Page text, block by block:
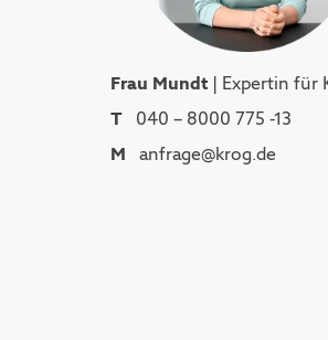
Frau Mundt | Expertin für
T 040 – 8000 775 -13
M anfrage@krog.de